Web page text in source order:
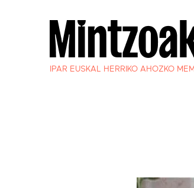
IPAR EUSKAL HERRIKO AHOZKO